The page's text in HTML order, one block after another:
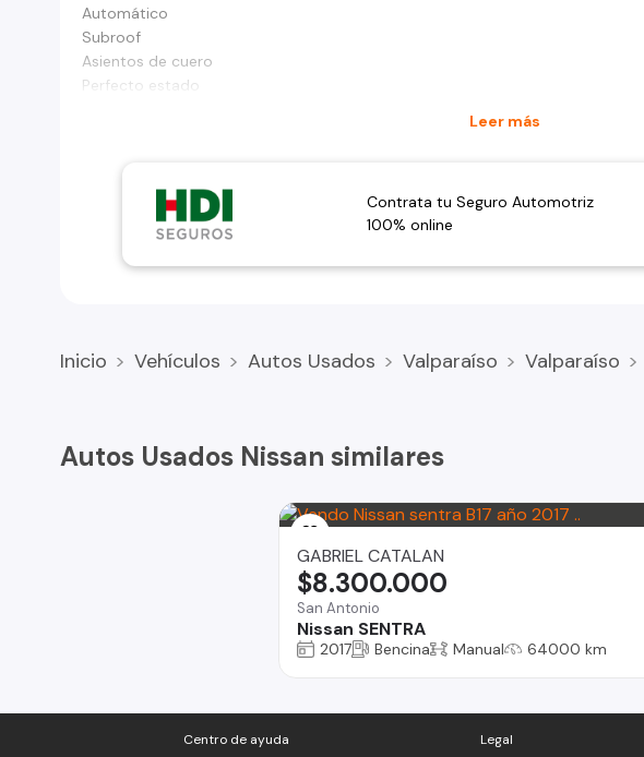
Automático
Subroof
Asientos de cuero
Perfecto estado
Leer más
Contrata tu Seguro Automotriz
100% online
Inicio Vehículos Autos Usados Valparaíso Valparaíso
Autos Usados Nissan similares
GABRIEL CATALAN
San Antonio
Nissan SENTRA
$8.300.000
2017 Bencina Manual 64000 km
Centro de ayuda
Legal